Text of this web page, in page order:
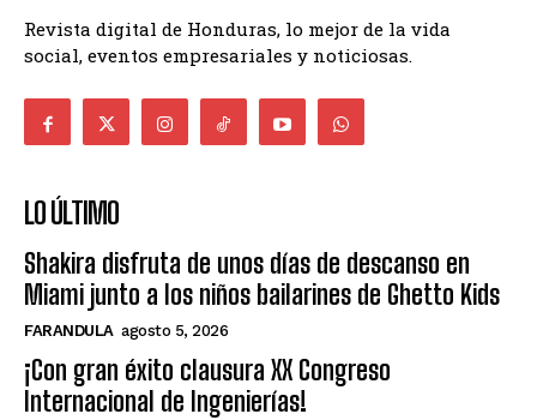
Revista digital de Honduras, lo mejor de la vida
social, eventos empresariales y noticiosas.
LO ÚLTIMO
Shakira disfruta de unos días de descanso en
Miami junto a los niños bailarines de Ghetto Kids
FARANDULA agosto 5, 2026
¡Con gran éxito clausura XX Congreso
Internacional de Ingenierías!